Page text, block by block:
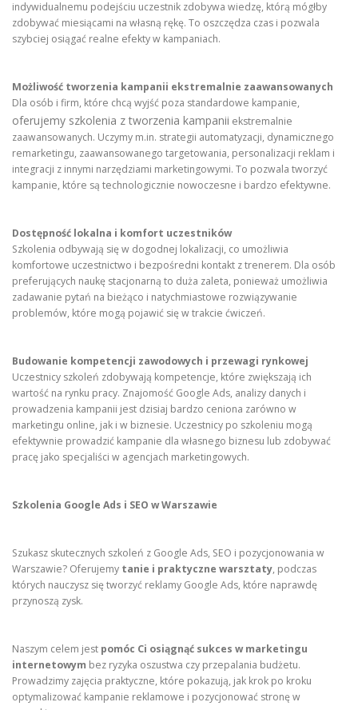
indywidualnemu podejściu uczestnik zdobywa wiedzę, którą mógłby
zdobywać miesiącami na własną rękę. To oszczędza czas i pozwala
szybciej osiągać realne efekty w kampaniach.
Możliwość tworzenia kampanii ekstremalnie zaawansowanych
Dla osób i firm, które chcą wyjść poza standardowe kampanie,
oferujemy szkolenia z tworzenia kampanii ekstremalnie
zaawansowanych. Uczymy m.in. strategii automatyzacji, dynamicznego
remarketingu, zaawansowanego targetowania, personalizacji reklam i
integracji z innymi narzędziami marketingowymi. To pozwala tworzyć
kampanie, które są technologicznie nowoczesne i bardzo efektywne.
Dostępność lokalna i komfort uczestników
Szkolenia odbywają się w dogodnej lokalizacji, co umożliwia
komfortowe uczestnictwo i bezpośredni kontakt z trenerem. Dla osób
preferujących naukę stacjonarną to duża zaleta, ponieważ umożliwia
zadawanie pytań na bieżąco i natychmiastowe rozwiązywanie
problemów, które mogą pojawić się w trakcie ćwiczeń.
Budowanie kompetencji zawodowych i przewagi rynkowej
Uczestnicy szkoleń zdobywają kompetencje, które zwiększają ich
wartość na rynku pracy. Znajomość Google Ads, analizy danych i
prowadzenia kampanii jest dzisiaj bardzo ceniona zarówno w
marketingu online, jak i w biznesie. Uczestnicy po szkoleniu mogą
efektywnie prowadzić kampanie dla własnego biznesu lub zdobywać
pracę jako specjaliści w agencjach marketingowych.
Szkolenia Google Ads i SEO w Warszawie
Szukasz skutecznych szkoleń z Google Ads, SEO i pozycjonowania w
Warszawie? Oferujemy tanie i praktyczne warsztaty, podczas
których nauczysz się tworzyć reklamy Google Ads, które naprawdę
przynoszą zysk.
Naszym celem jest pomóc Ci osiągnąć sukces w marketingu
internetowym bez ryzyka oszustwa czy przepalania budżetu.
Prowadzimy zajęcia praktyczne, które pokazują, jak krok po kroku
optymalizować kampanie reklamowe i pozycjonować stronę w